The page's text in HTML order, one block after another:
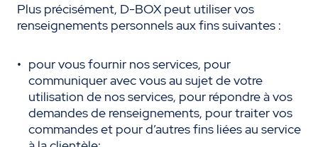
Plus précisément, D-BOX peut utiliser vos
renseignements personnels aux fins suivantes :
pour vous fournir nos services, pour
communiquer avec vous au sujet de votre
utilisation de nos services, pour répondre à vos
demandes de renseignements, pour traiter vos
commandes et pour d’autres fins liées au service